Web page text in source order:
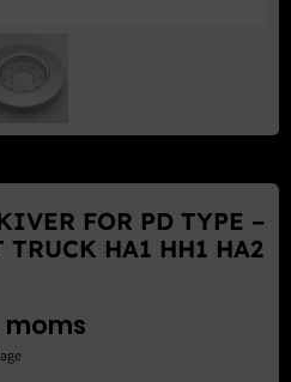
FOR PD TYPE –
TRUCK HA1 HH1 HA2
moms